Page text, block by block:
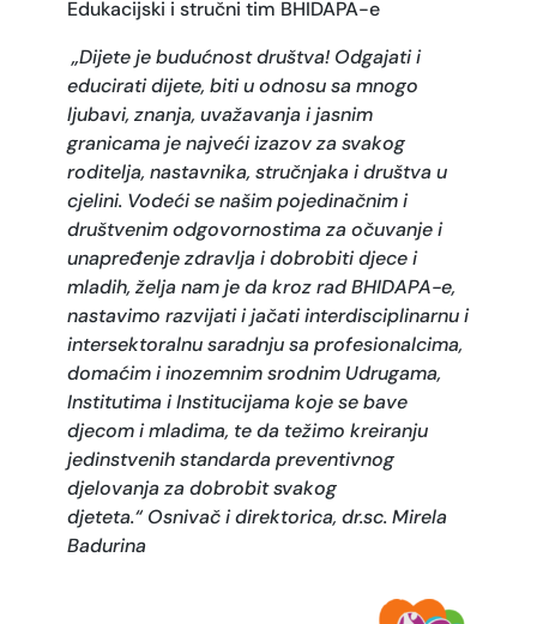
Edukacijski i stručni tim BHIDAPA-e
„Dijete je budućnost društva! Odgajati i
educirati dijete, biti u odnosu sa mnogo
ljubavi, znanja, uvažavanja i jasnim
granicama je najveći izazov za svakog
roditelja, nastavnika, stručnjaka i društva u
cjelini. Vodeći se našim pojedinačnim i
društvenim odgovornostima za očuvanje i
unapređenje zdravlja i dobrobiti djece i
mladih, želja nam je da kroz rad BHIDAPA-e,
nastavimo razvijati i jačati interdisciplinarnu i
intersektoralnu saradnju sa profesionalcima,
domaćim i inozemnim srodnim Udrugama,
Institutima i Institucijama koje se bave
djecom i mladima, te da težimo kreiranju
jedinstvenih standarda preventivnog
djelovanja za dobrobit svakog
djeteta.“ Osnivač i direktorica, dr.sc. Mirela
Badurina